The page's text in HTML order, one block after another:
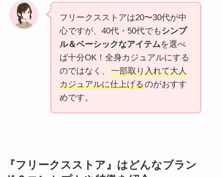
フリークスストアは20〜30代が中
心ですが、40代・50代でもシンプ
ル＆ベーシックなアイテムを選べ
ば十分OK！全身カジュアルにする
のではなく、
一部取り入れて大人
カジュアルに仕上げるのがおすす
めです。
『フリークスストア』はどんなブラン